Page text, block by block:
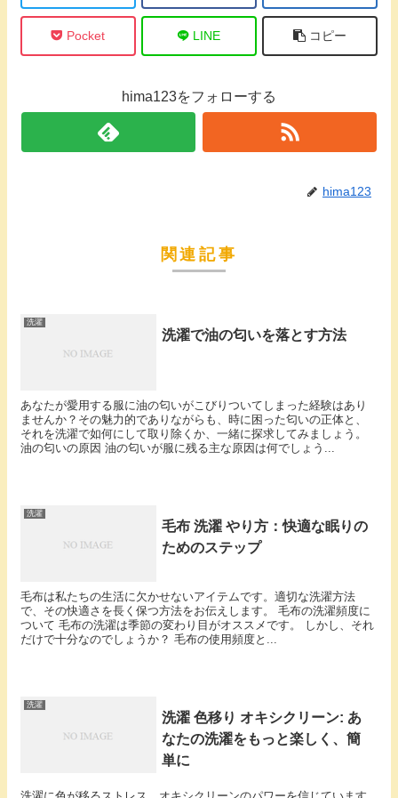
Pocket LINE コピー
hima123をフォローする
hima123
関連記事
洗濯
洗濯で油の匂いを落とす方法
あなたが愛用する服に油の匂いがこびりついてしまった経験はあり
ませんか？その魅力的でありながらも、時に困った匂いの正体と、
それを洗濯で如何にして取り除くか、一緒に探求してみましょう。
油の匂いの原因 油の匂いが服に残る主な原因は何でしょう...
洗濯
毛布 洗濯 やり方：快適な眠りの
ためのステップ
毛布は私たちの生活に欠かせないアイテムです。適切な洗濯方法
で、その快適さを長く保つ方法をお伝えします。 毛布の洗濯頻度に
ついて 毛布の洗濯は季節の変わり目がオススメです。 しかし、それ
だけで十分なのでしょうか？ 毛布の使用頻度と...
洗濯
洗濯 色移り オキシクリーン: あ
なたの洗濯をもっと楽しく、簡
単に